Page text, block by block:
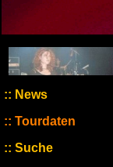
News
Tourdaten
Suche